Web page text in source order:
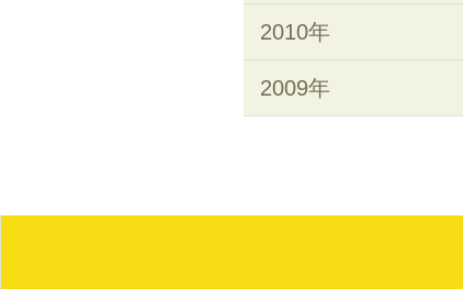
2010年
2009年